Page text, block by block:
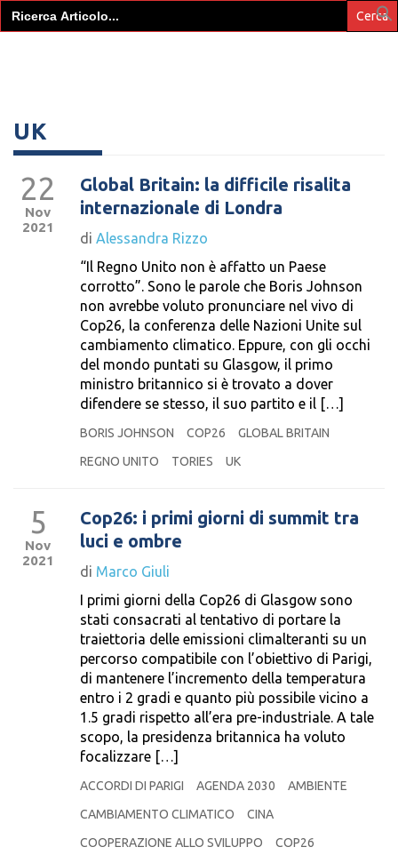
Search
for:
UK
22
Nov
2021
Global Britain: la difficile risalita
internazionale di Londra
di Alessandra Rizzo
“Il Regno Unito non è affatto un Paese
corrotto”. Sono le parole che Boris Johnson
non avrebbe voluto pronunciare nel vivo di
Cop26, la conferenza delle Nazioni Unite sul
cambiamento climatico. Eppure, con gli occhi
del mondo puntati su Glasgow, il primo
ministro britannico si è trovato a dover
difendere se stesso, il suo partito e il […]
BORIS JOHNSON COP26
GLOBAL BRITAIN
REGNO UNITO
TORIES UK
5
Nov
2021
Cop26: i primi giorni di summit tra
luci e ombre
di Marco Giuli
I primi giorni della Cop26 di Glasgow sono
stati consacrati al tentativo di portare la
traiettoria delle emissioni climalteranti su un
percorso compatibile con l’obiettivo di Parigi,
di mantenere l’incremento della temperatura
entro i 2 gradi e quanto più possibile vicino a
1.5 gradi rispetto all’era pre-industriale. A tale
scopo, la presidenza britannica ha voluto
focalizzare […]
ACCORDI DI PARIGI AGENDA 2030
AMBIENTE
CAMBIAMENTO CLIMATICO
CINA
COOPERAZIONE ALLO SVILUPPO
COP26